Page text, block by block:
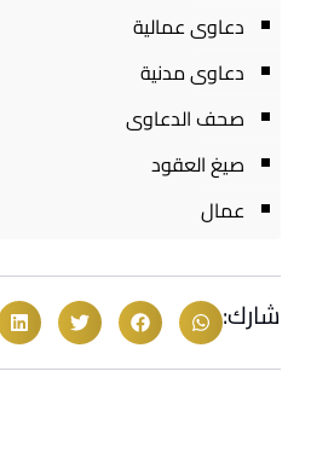
دعاوى عمالية
دعاوى مدنية
صحف الدعاوى
صيغ العقود
عمال
شارك: